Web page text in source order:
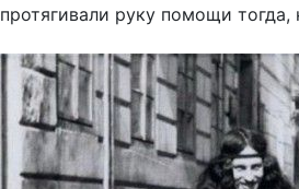
протягивали руку помощи тогда,